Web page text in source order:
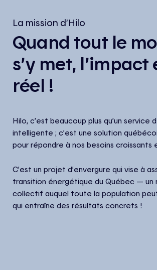
La mission d’Hilo
Quand tout le
s’y met, l’impact
réel !
Hilo, c’est beaucoup plus qu’un service
intelligente ; c’est une solution
pour répondre à nos besoins croissants
C’est un projet d’envergure qui vise à
transition énergétique du Québec — un
collectif auquel toute la population
qui entraîne des résultats concrets !